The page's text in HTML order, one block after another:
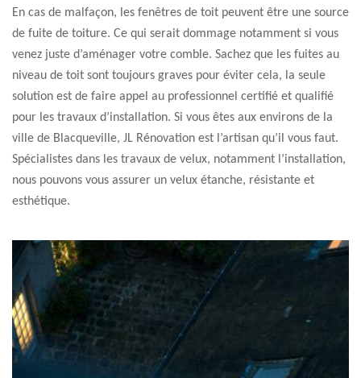
En cas de malfaçon, les fenêtres de toit peuvent être une source
de fuite de toiture. Ce qui serait dommage notamment si vous
venez juste d’aménager votre comble. Sachez que les fuites au
niveau de toit sont toujours graves pour éviter cela, la seule
solution est de faire appel au professionnel certifié et qualifié
pour les travaux d’installation. Si vous êtes aux environs de la
ville de Blacqueville, JL Rénovation est l’artisan qu’il vous faut.
Spécialistes dans les travaux de velux, notamment l’installation,
nous pouvons vous assurer un velux étanche, résistante et
esthétique.